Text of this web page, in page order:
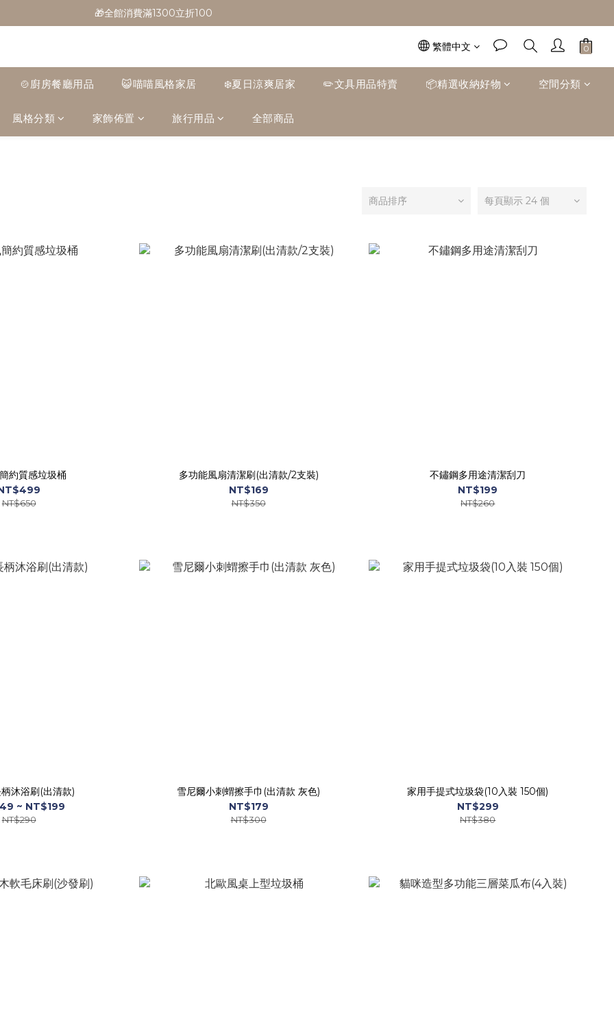
🎁全館消費滿1300立折100
🎁全館消費滿1300立折100
🚛全館滿$799超取免運  $1500宅配免運
🎁全館消費滿1300立折100
繁體中文
🍲廚房餐廳用品 😺喵喵風格家居 ❄️夏日涼爽居家 ✏️文具用品特賣 📦精選收納好物 空間分類
風格分類 家飾佈置 旅行用品 全部商品
商品排序 每頁顯示 24 個
約質感垃圾桶
NT$650
多功能風扇清潔刷(出清款/2支裝)
NT$169
NT$350
不鏽鋼多用途清潔刮刀
NT$199
NT$260
沐浴刷(出清款)
~ NT$199
NT$290
雪尼爾小刺蝟擦手巾(出清款 灰色)
NT$179
NT$300
家用手提式垃圾袋(10入裝 150個)
NT$299
NT$380